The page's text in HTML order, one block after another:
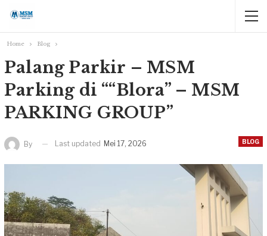
Home Blog
Palang Parkir – MSM
Parking di ““Blora” – MSM
PARKING GROUP”
BLOG
By Last updated Mei 17, 2026